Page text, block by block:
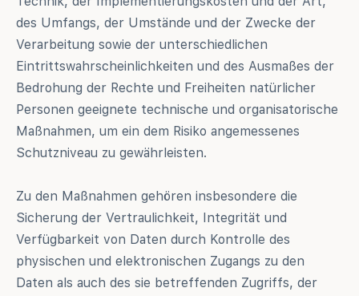
des Umfangs, der Umstände und der Zwecke der
Verarbeitung sowie der unterschiedlichen
Eintrittswahrscheinlichkeiten und des Ausmaßes der
Bedrohung der Rechte und Freiheiten natürlicher
Personen geeignete technische und organisatorische
Maßnahmen, um ein dem Risiko angemessenes
Schutzniveau zu gewährleisten.
Zu den Maßnahmen gehören insbesondere die
Sicherung der Vertraulichkeit, Integrität und
Verfügbarkeit von Daten durch Kontrolle des
physischen und elektronischen Zugangs zu den
Daten als auch des sie betreffenden Zugriffs, der